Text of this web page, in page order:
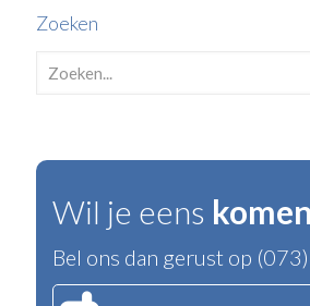
Zoeken
Wil je eens
Bel ons dan gerust op